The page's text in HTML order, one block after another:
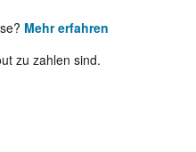
Mehr erfahren
zu zahlen sind.